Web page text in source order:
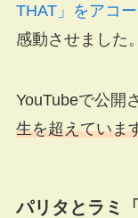
THAT」をアコ
感動させました。
YouTubeで公開
生を超えていま
パリタとラミ